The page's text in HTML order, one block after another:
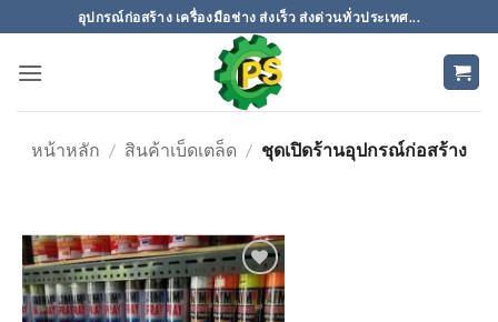
ไป
อุปกรณ์ก่อสร้าง เครื่องมือช่าง ส่งเร็ว ส่งด่วนทั่วประเทศ...
หน้าหลัก / สินค้าเบ็ดเตล็ด / ชุดเปิดร้านอุปกรณ์ก่อสร้าง
เพิ่มเข้า
ใน